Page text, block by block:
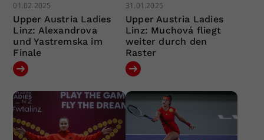
01.02.2025
Upper Austria Ladies
Linz: Alexandrova
und Yastremska im
Finale
31.01.2025
Upper Austria Ladies
Linz: Muchová fliegt
weiter durch den
Raster